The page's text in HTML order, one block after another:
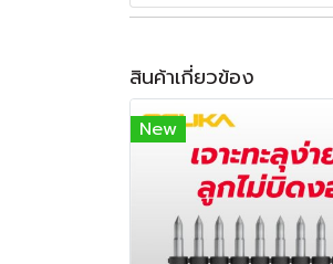
สินค้าเกี่ยวข้อง
New